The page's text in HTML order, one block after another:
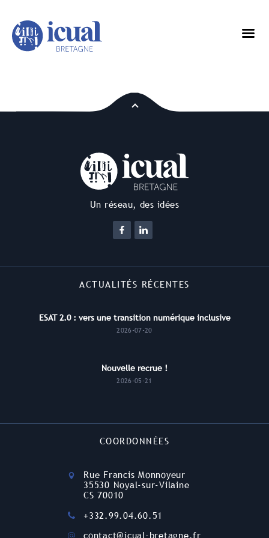
Un réseau, des idées
ACTUALITÉS RÉCENTES
ESAT 2.0 : vers une transition numérique inclusive
2026-07-20
Nouvelle recrue !
2026-05-21
COORDONNÉES
Rue Francis Monnoyeur
35530 Noyal-sur-Vilaine
CS 70010
+332.99.04.60.51
contact@icual-bretagne.fr